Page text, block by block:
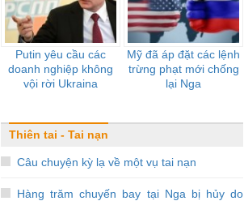
Putin yêu cầu các
doanh nghiệp không
vội rời Ukraina
Mỹ đã áp đặt các lệnh
trừng phạt mới chống
lại Nga
Thiên tai - Tai nạn
Câu chuyện kỳ lạ về một vụ tai nạn
Hàng trăm chuyến bay tại Nga bị hủy do